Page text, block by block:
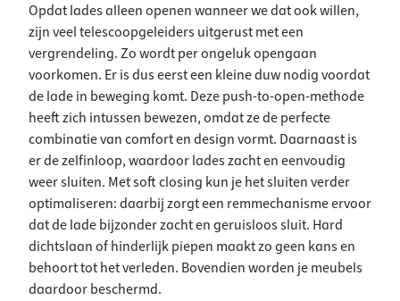
Opdat lades alleen openen wanneer we dat ook willen,
zijn veel telescoopgeleiders uitgerust met een
vergrendeling. Zo wordt per ongeluk opengaan
voorkomen. Er is dus eerst een kleine duw nodig voordat
de lade in beweging komt. Deze push-to-open-methode
heeft zich intussen bewezen, omdat ze de perfecte
combinatie van comfort en design vormt. Daarnaast is
er de zelfinloop, waardoor lades zacht en eenvoudig
weer sluiten. Met soft closing kun je het sluiten verder
optimaliseren: daarbij zorgt een remmechanisme ervoor
dat de lade bijzonder zacht en geruisloos sluit. Hard
dichtslaan of hinderlijk piepen maakt zo geen kans en
behoort tot het verleden. Bovendien worden je meubels
daardoor beschermd.